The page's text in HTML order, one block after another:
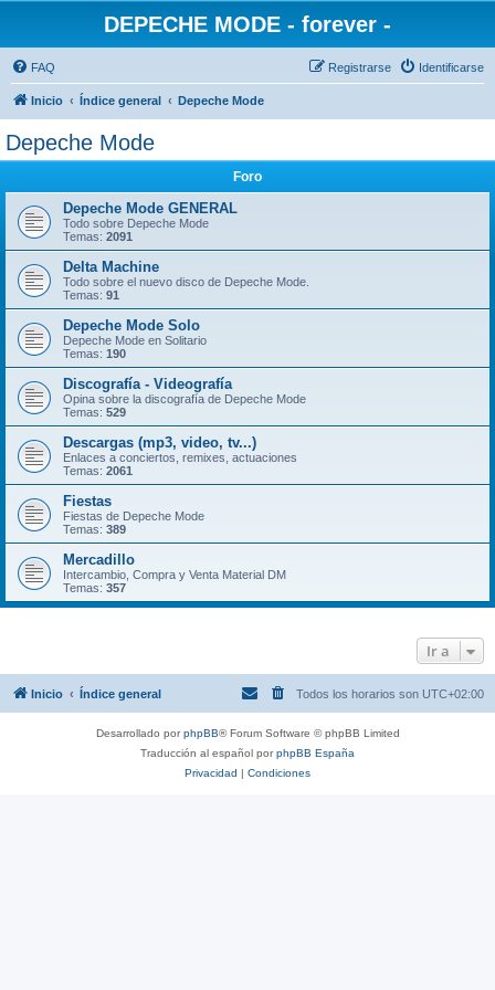
DEPECHE MODE - forever -
FAQ Identificarse
Registrarse
Inicio Índice general Depeche Mode
Depeche Mode
Foro
Depeche Mode GENERAL
Todo sobre Depeche Mode
Temas: 2091
Delta Machine
Todo sobre el nuevo disco de Depeche Mode.
Temas: 91
Depeche Mode Solo
Depeche Mode en Solitario
Temas: 190
Discografía - Videografía
Opina sobre la discografía de Depeche Mode
Temas: 529
Descargas (mp3, video, tv...)
Enlaces a conciertos, remixes, actuaciones
Temas: 2061
Fiestas
Fiestas de Depeche Mode
Temas: 389
Mercadillo
Intercambio, Compra y Venta Material DM
Temas: 357
Ir a
Inicio Índice general Todos los horarios son UTC+02:00
Desarrollado porphpBB® Forum Software © phpBB Limited
Traducción al español porphpBB España
Privacidad | Condiciones